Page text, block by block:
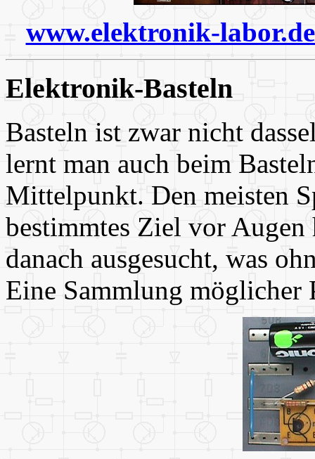
www.elektronik-
Elektronik-Basteln
Basteln ist zwar nicht
lernt man auch beim
Mittelpunkt. Den meisten
bestimmtes Ziel vor
danach ausgesucht, was
Eine Sammlung möglicher